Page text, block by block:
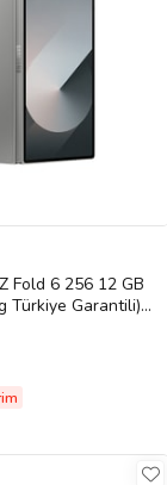
Fold 6 256 12 GB
Türkiye Garantili)